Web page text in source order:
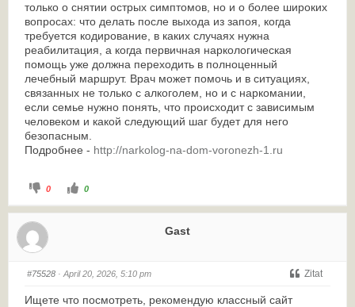
только о снятии острых симптомов, но и о более широких
вопросах: что делать после выхода из запоя, когда
требуется кодирование, в каких случаях нужна
реабилитация, а когда первичная наркологическая
помощь уже должна переходить в полноценный
лечебный маршрут. Врач может помочь и в ситуациях,
связанных не только с алкоголем, но и с наркомании,
если семье нужно понять, что происходит с зависимым
человеком и какой следующий шаг будет для него
безопасным.
Подробнее - http://narkolog-na-dom-voronezh-1.ru
0 0
Gast
#75528 · April 20, 2026, 5:10 pm Zitat
Ищете что посмотреть, рекомендую классный сайт